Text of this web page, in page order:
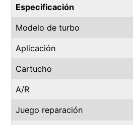
Especificación
Modelo de turbo
Aplicación
Cartucho
A/R
Juego reparación